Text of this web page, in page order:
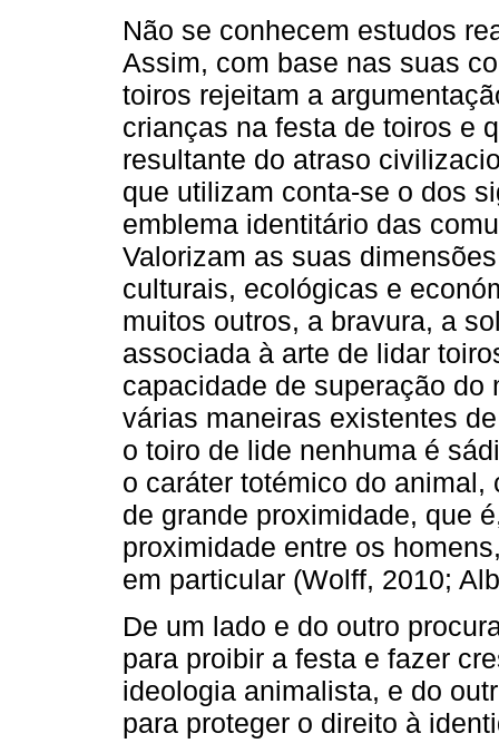
Não se conhecem estudos
Assim, com base nas suas
toiros rejeitam a
crianças na festa de toiros e
resultante do atraso
que utilizam conta-se o dos
emblema identitário das
Valorizam as suas
culturais, ecológicas e
muitos outros, a bravura, a
associada à arte de lidar
capacidade de superação do
várias maneiras existentes
o toiro de lide nenhuma é
o caráter totémico do
de grande proximidade, que
proximidade entre os
em particular (Wolff, 2010;
De um lado e do outro
para proibir a festa e fazer
ideologia animalista, e do
para proteger o direito à